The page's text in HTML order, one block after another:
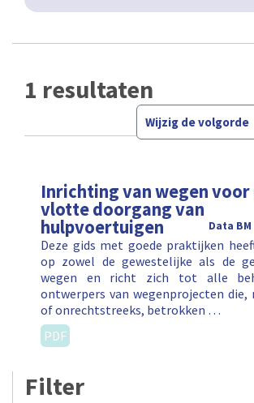
1 resultaten
Wijzig de volgorde
Inrichting van wegen voor
vlotte doorgang van
hulpvoertuigen Data BM
Deze gids met goede praktijken
op zowel de gewestelijke als de
wegen en richt zich tot alle
ontwerpers van wegenprojecten die,
of onrechtstreeks, betrokken …
PDF
Filter